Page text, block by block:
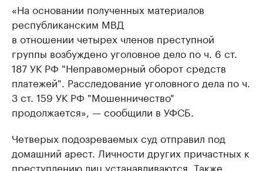
«На основании полученных материалов
республиканским МВД
в отношении четырех членов преступной
группы возбуждено уголовное дело по ч. 6 ст.
187 УК РФ "Неправомерный оборот средств
платежей". Расследование уголовного дела по ч.
3 ст. 159 УК РФ "Мошенничество"
продолжается», — сообщили в УФСБ.
Четверых подозреваемых суд отправил под
домашний арест. Личности других причастных к
преступлению лиц устанавливаются. Также